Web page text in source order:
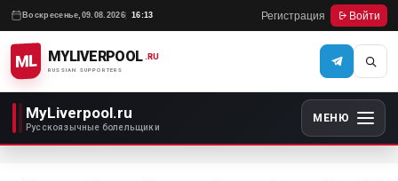
Воскресенье, 09.08.2026 16:13 Регистрация Войти
ML MYLIVERPOOL
RUSSIAN SUPPORTERS
.RU
MyLiverpool.ru
Русскоязычные болельщики
МЕНЮ